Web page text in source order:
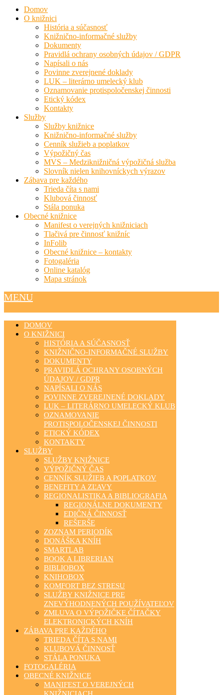
Domov
O knižnici
História a súčasnosť
Knižnično-informačné služby
Dokumenty
Pravidlá ochrany osobných údajov / GDPR
Napísali o nás
Povinne zverejnené doklady
LUK – literárno umelecký klub
Oznamovanie protispoločenskej činnosti
Etický kódex
Kontakty
Služby
Služby knižnice
Knižnično-informačné služby
Cenník služieb a poplatkov
Výpožičný čas
MVS – Medziknižničná výpožičná služba
Slovník nielen knihovníckych výrazov
Zábava pre každého
Trieda číta s nami
Klubová činnosť
Stála ponuka
Obecné knižnice
Manifest o verejných knižniciach
Tlačivá pre činnosť knižníc
InFolib
Obecné knižnice – kontakty
Fotogaléria
Online katalóg
Mapa stránok
MENU
DOMOV
O KNIŽNICI
HISTÓRIA A SÚČASNOSŤ
KNIŽNIČNO-INFORMAČNÉ SLUŽBY
DOKUMENTY
PRAVIDLÁ OCHRANY OSOBNÝCH
ÚDAJOV / GDPR
NAPÍSALI O NÁS
POVINNE ZVEREJNENÉ DOKLADY
LUK – LITERÁRNO UMELECKÝ KLUB
OZNAMOVANIE
PROTISPOLOČENSKEJ ČINNOSTI
ETICKÝ KÓDEX
KONTAKTY
SLUŽBY
SLUŽBY KNIŽNICE
VÝPOŽIČNÝ ČAS
CENNÍK SLUŽIEB A POPLATKOV
BENEFITY A ZĽAVY
REGIONALISTIKA A BIBLIOGRAFIA
REGIONÁLNE DOKUMENTY
EDIČNÁ ČINNOSŤ
REŠERŠE
ZOZNAM PERIODÍK
DONÁŠKA KNÍH
SMARTLAB
BOOK A LIBRERIAN
BIBLIOBOX
KNIHOBOX
KOMFORT BEZ STRESU
SLUŽBY KNIŽNICE PRE
ZNEVÝHODNENÝCH POUŽÍVATEĽOV
ZMLUVA O VÝPOŽIČKE ČÍTAČKY
ELEKTRONICKÝCH KNÍH
ZÁBAVA PRE KAŽDÉHO
TRIEDA ČÍTA S NAMI
KLUBOVÁ ČINNOSŤ
STÁLA PONUKA
FOTOGALÉRIA
OBECNÉ KNIŽNICE
MANIFEST O VEREJNÝCH